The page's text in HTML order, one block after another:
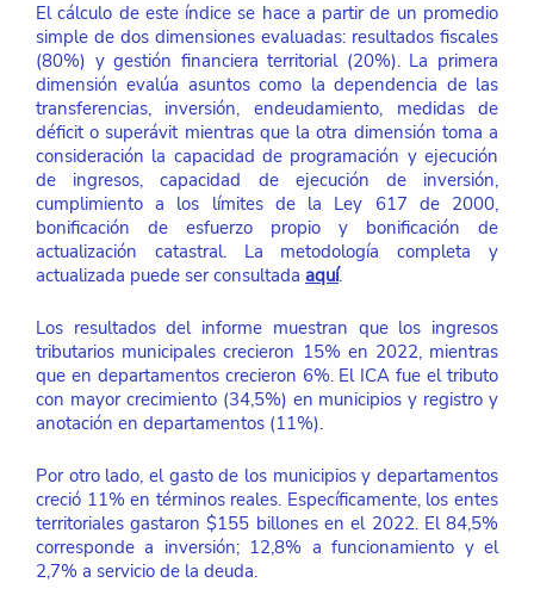
El cálculo de este índice se hace a partir de un promedio
simple de dos dimensiones evaluadas: resultados fiscales
(80%) y gestión financiera territorial (20%). La primera
dimensión evalúa asuntos como la dependencia de las
transferencias, inversión, endeudamiento, medidas de
déficit o superávit mientras que la otra dimensión toma a
consideración la capacidad de programación y ejecución
de ingresos, capacidad de ejecución de inversión,
cumplimiento a los límites de la Ley 617 de 2000,
bonificación de esfuerzo propio y bonificación de
actualización catastral. La metodología completa y
actualizada puede ser consultada aquí.
Los resultados del informe muestran que los ingresos
tributarios municipales crecieron 15% en 2022, mientras
que en departamentos crecieron 6%. El ICA fue el tributo
con mayor crecimiento (34,5%) en municipios y registro y
anotación en departamentos (11%).
Por otro lado, el gasto de los municipios y departamentos
creció 11% en términos reales. Específicamente, los entes
territoriales gastaron $155 billones en el 2022. El 84,5%
corresponde a inversión; 12,8% a funcionamiento y el
2,7% a servicio de la deuda.